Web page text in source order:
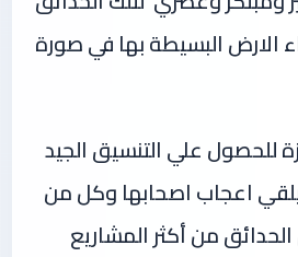
الارض البسيطة بها في صورة
للحصول علي التنسيق الجيد
يلقي اعجاب اصحابها وكل من
من أكثر المشاريع